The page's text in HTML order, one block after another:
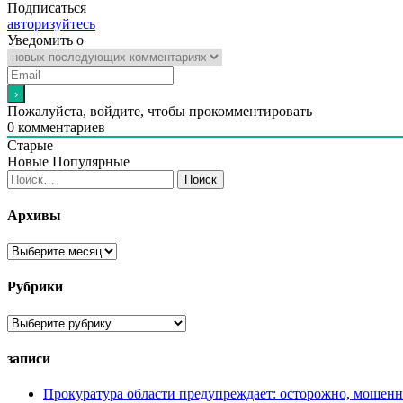
Подписаться
авторизуйтесь
Уведомить о
Пожалуйста, войдите, чтобы прокомментировать
0 комментариев
Старые
Новые Популярные
Найти:
Архивы
Архивы
Рубрики
Рубрики
записи
Прокуратура области предупреждает: осторожно,